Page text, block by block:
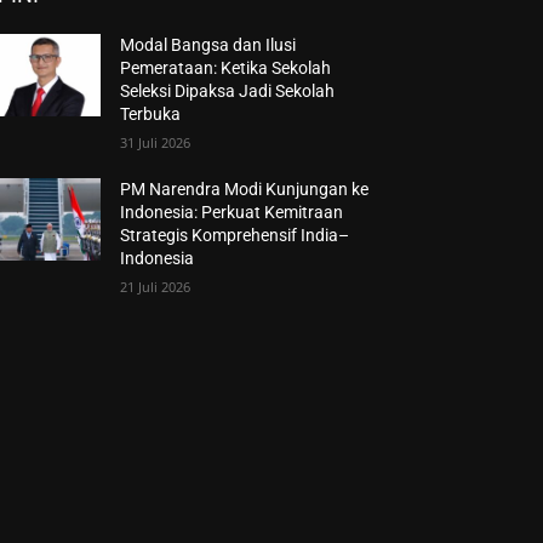
Modal Bangsa dan Ilusi
Pemerataan: Ketika Sekolah
Seleksi Dipaksa Jadi Sekolah
Terbuka
31 Juli 2026
PM Narendra Modi Kunjungan ke
Indonesia: Perkuat Kemitraan
Strategis Komprehensif India–
Indonesia
21 Juli 2026